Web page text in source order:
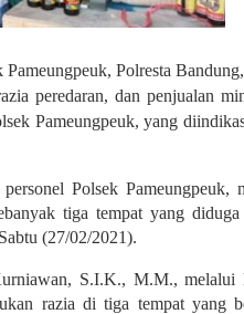
Pameungpeuk, Polresta
peredaran, dan penjualan
Pameungpeuk, yang
Polsek Pameungpeuk,
tiga tempat yang
(27/02/2021).
S.I.K., M.M., melalui
razia di tiga tempat yang